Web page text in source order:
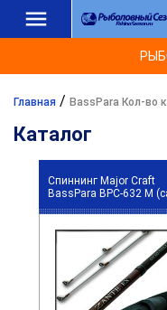
Главная / BassPara Кол-во
Каталог
Спиннинг Major Craft
BassPara BPC-632 M